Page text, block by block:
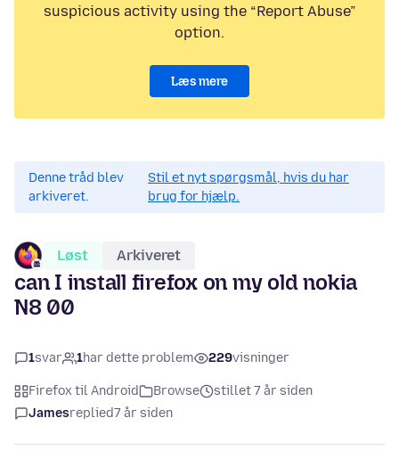
suspicious activity using the “Report Abuse”
option.
Læs mere
Denne tråd blev
arkiveret.
Stil et nyt spørgsmål, hvis du har
brug for hjælp.
Løst Arkiveret
can I install firefox on my old nokia
N8 00
1svar 1har dette problem 229visninger
Firefox til Android Browse
stillet 7 år siden
Jamesreplied7 år siden